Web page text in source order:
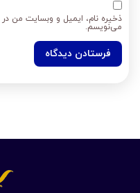
ذخیره نام، ایمیل و وبسایت من در
می‌نویسم.